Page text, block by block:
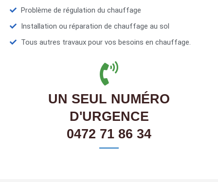
Problème de régulation du chauffage
Installation ou réparation de chauffage au sol
Tous autres travaux pour vos besoins en chauffage.
UN SEUL NUMÉRO
D'URGENCE
0472 71 86 34